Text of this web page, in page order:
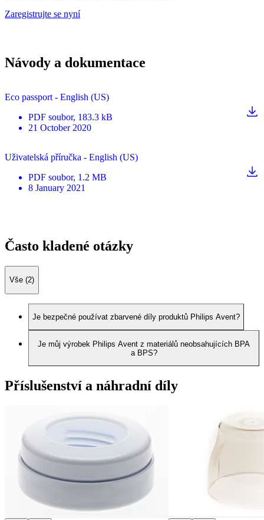
Zaregistrujte se nyní
Návody a dokumentace
Eco passport - English (US)
PDF soubor, 183.3 kB
21 October 2020
Uživatelská příručka - English (US)
PDF soubor, 1.2 MB
8 January 2021
Často kladené otázky
Vše (2)
Je bezpečné používat zbarvené díly produktů Philips Avent?
Je můj výrobek Philips Avent z materiálů neobsahujících BPA
a BPS?
Příslušenství a náhradní díly